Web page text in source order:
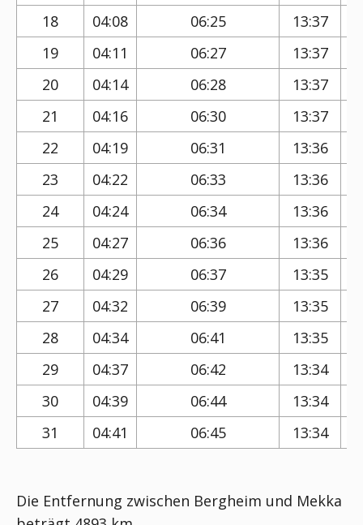
18 04:08 06:25 13:37
19
04:11 06:27 13:37
20
04:14 06:28 13:37
21
04:16 06:30 13:37
22
04:19 06:31 13:36
23
04:22 06:33 13:36
24
04:24 06:34 13:36
25
04:27 06:36 13:36
26
04:29 06:37 13:35
27
04:32 06:39 13:35
28
04:34 06:41 13:35
29
04:37 06:42 13:34
30
04:39 06:44 13:34
31
04:41 06:45 13:34
Die Entfernung zwischen Bergheim und Mekka